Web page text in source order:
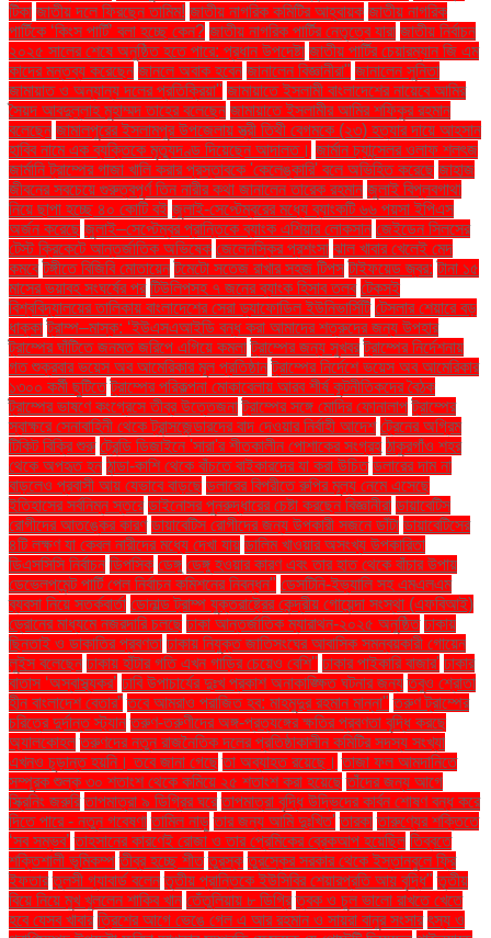
টিকা জাতীয় দলে ফিরছেন তামিম! জাতীয় নাগরিক কমিটির আহ্বায়ক জাতীয় নাগরিক
পার্টিকে ‘কিংস পার্টি’ বলা হচ্ছে কেন? জাতীয় নাগরিক পার্টির নেতৃত্বে যারা জাতীয় নির্বাচন
২০২৫ সালের শেষে অনুষ্ঠিত হতে পারে: প্রধান উপদেষ্টা জাতীয় পার্টির চেয়ারম্যান জি এম
কাদের মন্তব্য করেছেন জানলে অবাক হবেন জানালেন বিজ্ঞানীরা" জানালেন সুনিতা
জামায়াত ও অন্যান্য দলের প্রতিক্রিয়া'' জামায়াতে ইসলামী বাংলাদেশের নায়েবে আমির
সৈয়দ আবদুল্লাহ মুহাম্মদ তাহের বলেছেন জামায়াতে ইসলামীর আমির শফিকুর রহমান
বলেছেন জামালপুরের ইসলামপুর উপজেলায় স্ত্রী তিথী বেগমকে (২৩) হত্যার দায়ে আহসান
হাবিব নামে এক ব্যক্তিকে মৃত্যুদণ্ড দিয়েছেন আদালত। জার্মান চ্যান্সেলর ওলাফ শলৎজ
জার্মানি ট্রাম্পের গাজা খালি করার প্রস্তাবকে 'কেলেঙ্কারি' বলে অভিহিত করেছে জাহাজ
জীবনের সবচেয়ে গুরুত্বপূর্ণ তিন নারীর কথা জানালেন তারেক রহমান জুলাই বিপ্লবগাথা
নিয়ে ছাপা হচ্ছে ৪০ কোটি বই জুলাই-সেপ্টেম্বরের মধ্যে ব্যাংকটি ৬৬ পয়সা ইপিএস
অর্জন করেছে জুলাই–সেপ্টেম্বর প্রান্তিকে ব্যাংক এশিয়ার লোকসান জেইডেন সিলসের
টেস্ট ক্রিকেটে আন্তর্জাতিক অভিষেক জেলেনস্কির প্রশংসা ঝাল খাবার খেলেই মেদ
কমবে টঙ্গীতে বিজিবি মোতায়েন টমেটো সতেজ রাখার সহজ টিপস টাইফয়েড জ্বর: টানা ১৫
মাসের ভয়াবহ সংঘর্ষের পর টিউলিপসহ ৭ জনের ব্যাংক হিসাব তলব টেকসই
বিশ্ববিদ্যালয়ের তালিকায় বাংলাদেশের সেরা ড্যাফোডিল ইউনিভার্সিটি টেসলার শেয়ারে বড়
ধাক্কা ট্রাম্প–মাস্ক: ‘ইউএসএআইডি বন্ধ করা আমাদের শত্রুদের জন্য উপহার
ট্রাম্পের ঘাঁটিতে জনমত জরিপে এগিয়ে কমলা ট্রাম্পের জন্য সুখবর ট্রাম্পের নির্দেশনায়
গত শুক্রবার ভয়েস অব আমেরিকার মূল প্রতিষ্ঠান ট্রাম্পের নির্দেশে ভয়েস অব আমেরিকার
১৩০০ কর্মী ছুটিতে ট্রাম্পের পরিকল্পনা মোকাবেলায় আরব শীর্ষ কূটনীতিকদের বৈঠক
ট্রাম্পের ভাষণে কংগ্রেসে তীব্র উত্তেজনা ট্রাম্পের সঙ্গে মোদির ফোনালাপ ট্রাম্পের
স্বাক্ষরে সেনাবাহিনী থেকে ট্রান্সজেন্ডারদের বাদ দেওয়ার নির্বাহী আদেশ ট্রেনের অগ্রিম
টিকিট বিক্রি শুরু ট্রেন্ডি ডিজাইনে 'সারা'র শীতকালীন পোশাকের সংগ্রহ ঠাকুরগাঁও শহর
থেকে অপহৃত হন ঠান্ডা-কাশি থেকে বাঁচতে বাইকারদের যা করা উচিত ডলারের দাম না
বাড়লেও প্রবাসী আয় যেভাবে বাড়ছে ডলারের বিপরীতে রুপির মূল্য নেমে এসেছে
ইতিহাসের সর্বনিম্ন স্তরে ডাইনোসর পুনরুদ্ধারের চেষ্টা করছেন বিজ্ঞানীরা ডায়াবেটিস
রোগীদের আতঙ্কের কারণ ডায়াবেটিস রোগীদের জন্য উপকারী সজনে ডাঁটা ডায়াবেটিসের
৪টি লক্ষণ যা কেবল নারীদের মধ্যে দেখা যায় ডালিম খাওয়ার অসংখ্য উপকারিতা
ডিএসসিসি নির্বাচন ডিপসিক ডেঙ্গু ডেঙ্গু হওয়ার কারণ এবং তার হাত থেকে বাঁচার উপায়
ডেভেলপমেন্ট পার্টি পেল নির্বাচন কমিশনের নিবন্ধন" ডেসটিনি-ইভ্যালি সহ এমএলএম
ব্যবসা নিয়ে সতর্কবার্তা ডোনাল্ড ট্রাম্প যুক্তরাষ্ট্রের কেন্দ্রীয় গোয়েন্দা সংস্থা (এফবিআই)
ড্রোনের মাধ্যমে নজরদারি চলছে ঢাকা আন্তর্জাতিক ম্যারাথন-২০২৫ অনুষ্ঠিত ঢাকায়
ছিনতাই ও ডাকাতির প্রবণতা ঢাকায় নিযুক্ত জাতিসংঘের আবাসিক সমন্বয়কারী গোয়েন
লুইস বলেছেন ঢাকায় হাঁটার গতি এখন গাড়ির চেয়েও বেশি'' ঢাকার পাইকারি বাজার' ঢাকার
বাতাস ‘অস্বাস্থ্যকর’ ঢাবি উপাচার্যের দুঃখ প্রকাশ অনাকাঙ্ক্ষিত ঘটনার জন্য তবুও শ্রোতা
হীন বাংলাদেশ বেতার” তবে আমরাও পরাজিত হব: মাহমুদুর রহমান মান্না" তরুণ ট্রাম্পের
চরিত্রে দুর্দান্ত স্ট্যান তরুণ-তরুণীদের অঙ্গ-প্রত্যঙ্গের ক্ষতির প্রবণতা বৃদ্ধি করছে
অ্যালকোহল তরুণদের নতুন রাজনৈতিক দলের প্রতিষ্ঠাকালীন কমিটির সদস্য সংখ্যা
এখনও চূড়ান্ত হয়নি। তবে জানা গেছে তা অব্যাহত রয়েছে। তাজা ফল আমদানিতে
সম্পূরক শুল্ক ৩০ শতাংশ থেকে কমিয়ে ২৫ শতাংশ করা হয়েছে তাঁদের জন্য আগে
স্ক্রিনিং জরুরি তাপমাত্রা ৯ ডিগ্রির ঘরে তাপমাত্রা বৃদ্ধি উদ্ভিদের কার্বন শোষণ বন্ধ করে
দিতে পারে - নতুন গবেষণা তামিল নাড়ু তার জন্য আমি দুঃখিত' তারকা তারুণ্যের শক্তিতে
‘সব সম্ভব’ তাহসানের কারণেই রোজা ও তার প্রেমিকের ব্রেকআপ হয়েছিল তিব্বতে
শক্তিশালী ভূমিকম্প তীব্র হচ্ছে শীত তুরস্ক তুরস্কের সরকার থেকে ইস্তানবুলে ফ্রি
ইফতার তুলসী গ্যাবার্ড বলেন তৃতীয় প্রান্তিকে ইউসিবির শেয়ারপ্রতি আয় বৃদ্ধি" তৃতীয়
বিয়ে নিয়ে মুখ খুললেন শাকিব খান তেঁতুলিয়ায় ৮ ডিগ্রি ত্বক ও চুল ভালো রাখতে খেতে
হবে যেসব খাবার ত্রিশের আগে ভেঙে গেল এ আর রহমান ও সায়রা বানুর সংসার ৎস্য ও